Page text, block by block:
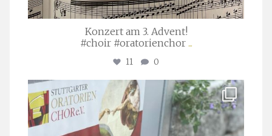
Konzert am 3. Advent!
#choir #oratorienchor ...
11 0
stuttgarter_oratorienchor
Juli 23